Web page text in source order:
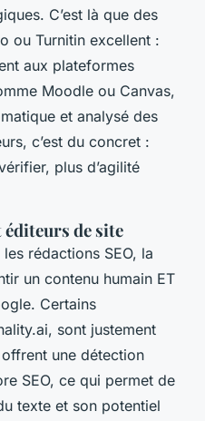
C’est là que des
ou Turnitin excellent :
aux plateformes
Moodle ou Canvas,
et analysé des
c’est du concret :
plus d’agilité
éditeurs de site
rédactions SEO, la
un contenu humain ET
Certains
sont justement
une détection
SEO, ce qui permet de
texte et son potentiel